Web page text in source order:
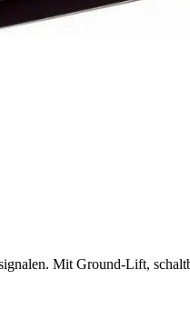
Mit Ground-Lift,